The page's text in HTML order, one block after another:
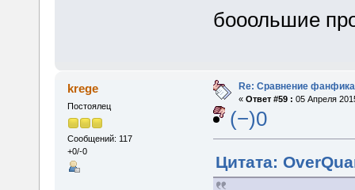
бооольшие
krege
Постоялец
Сообщений: 117
+0/-0
Re: Сравнение
« Ответ #59 : 05 Апреля
(−)0
Цитата: